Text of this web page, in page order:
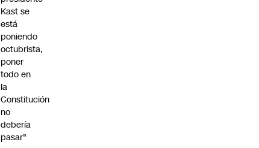
Kast se
está
poniendo
octubrista,
poner
todo en
la
Constitución
no
debería
pasar"